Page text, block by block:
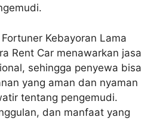
Kebayoran Lama
Rent Car menawarkan jasa
sehingga penyewa bisa
yang aman dan nyaman
tentang pengemudi.
dan manfaat yang